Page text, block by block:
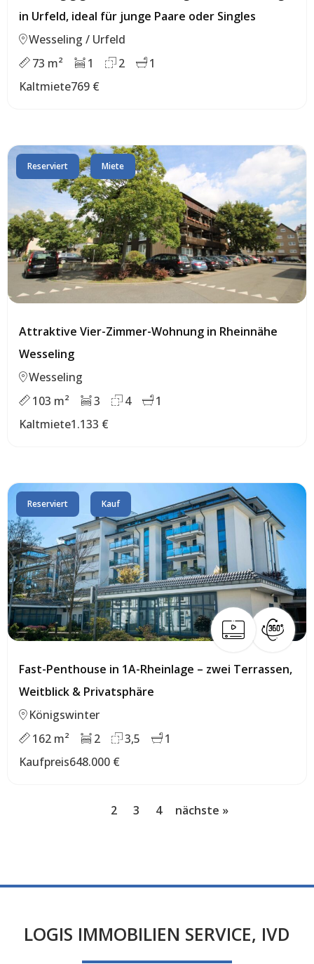
in Urfeld, ideal für junge Paare oder Singles
Wesseling / Urfeld
73 m²
1 2
1
Kaltmiete769 €
Reserviert Miete
Attraktive Vier-Zimmer-Wohnung in Rheinnähe
Wesseling
Wesseling
103 m²
3 4
1
Kaltmiete1.133 €
Reserviert Kauf
Fast-Penthouse in 1A-Rheinlage – zwei Terrassen,
Weitblick & Privatsphäre
Königswinter
162 m²
2 3,5
1
Kaufpreis648.000 €
2 3 4 nächste »
LOGIS IMMOBILIEN SERVICE, IVD